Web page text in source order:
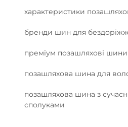
характеристики
бренди шин для
преміум позашляхові
позашляхова шина для
позашляхова шина з
сполуками